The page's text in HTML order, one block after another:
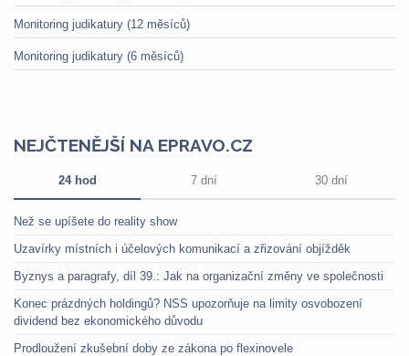
Monitoring judikatury (12 měsíců)
Monitoring judikatury (6 měsíců)
NEJČTENĚJŠÍ NA EPRAVO.CZ
24 hod 7 dní 30 dní
Než se upíšete do reality show
Uzavírky místních i účelových komunikací a zřizování objížděk
Byznys a paragrafy, díl 39.: Jak na organizační změny ve společnosti
Konec prázdných holdingů? NSS upozorňuje na limity osvobození
dividend bez ekonomického důvodu
Prodloužení zkušební doby ze zákona po flexinovele